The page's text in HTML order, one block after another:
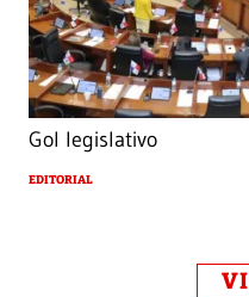
Gol legislativo
EDITORIAL